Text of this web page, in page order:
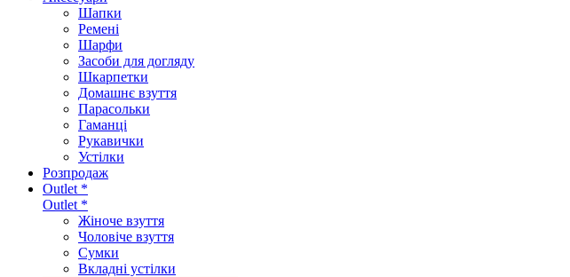
Шапки
Ремені
Шарфи
Засоби для догляду
Шкарпетки
Домашнє взуття
Парасольки
Гаманці
Рукавички
Устілки
Розпродаж
Outlet *
Outlet *
Жіноче взуття
Чоловіче взуття
Сумки
Вкладні устілки